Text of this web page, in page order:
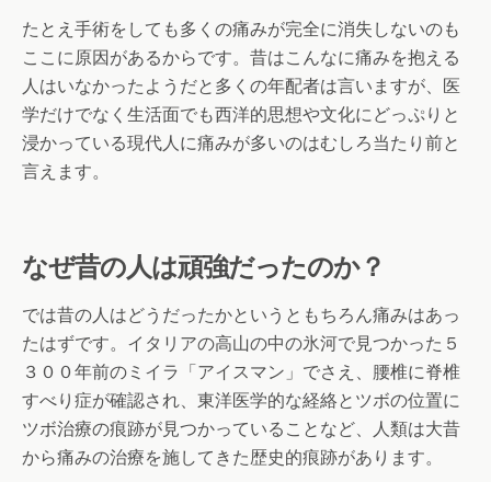
たとえ手術をしても多くの痛みが完全に消失しないのも
ここに原因があるからです。昔はこんなに痛みを抱える
人はいなかったようだと多くの年配者は言いますが、医
学だけでなく生活面でも西洋的思想や文化にどっぷりと
浸かっている現代人に痛みが多いのはむしろ当たり前と
言えます。
なぜ昔の人は頑強だったのか？
では昔の人はどうだったかというともちろん痛みはあっ
たはずです。イタリアの高山の中の氷河で見つかった５
３００年前のミイラ「アイスマン」でさえ、腰椎に脊椎
すべり症が確認され、東洋医学的な経絡とツボの位置に
ツボ治療の痕跡が見つかっていることなど、人類は大昔
から痛みの治療を施してきた歴史的痕跡があります。